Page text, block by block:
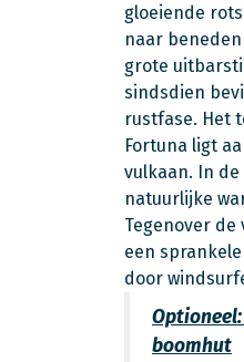
gloeiende
naar
grote
sindsdien
rustfase. Het
Fortuna ligt
vulkaan. In
natuurlijke
Tegenover de
een
door
boomhut